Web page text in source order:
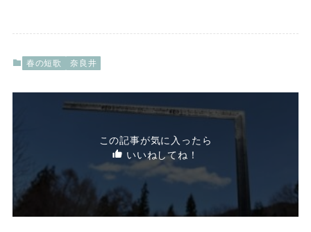
春の短歌 奈良井
この記事が気に入ったら
いいねしてね！